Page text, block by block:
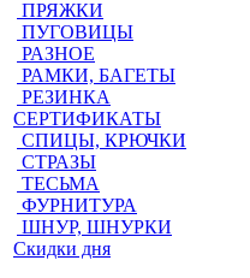
ПРЯЖКИ
ПУГОВИЦЫ
РАЗНОЕ
РАМКИ, БАГЕТЫ
РЕЗИНКА
СЕРТИФИКАТЫ
СПИЦЫ, КРЮЧКИ
СТРАЗЫ
ТЕСЬМА
ФУРНИТУРА
ШНУР, ШНУРКИ
Скидки дня